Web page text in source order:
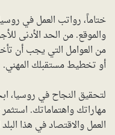
ختاماً، رواتب العمل في
والموقع. من الحد الأدنى
من العوامل التي يجب أن
أو تخطيط مستقبلك المهني.
لتحقيق النجاح في روسيا،
مهاراتك واهتماماتك.
العمل والاقتصاد في هذا البلد